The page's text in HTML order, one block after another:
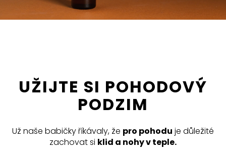
UŽIJTE SI POHODOVÝ
PODZIM
Už naše babičky říkávaly, že pro pohodu je důležité
zachovat si klid a nohy v teple.